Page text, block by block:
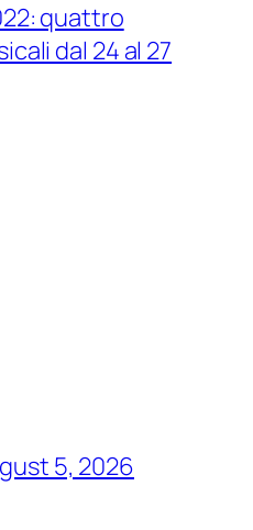
quattro
dal 24 al 27
5, 2026